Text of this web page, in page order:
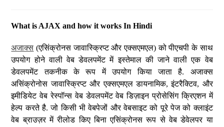
What is AJAX and how it works In Hindi
अजाक्स (एसिंक्रोनस जावास्क्रिप्ट और एक्सएमएल) को पीएचपी के साथ
उपयोग होने वाली वेब डेवलपमेंट में इस्तेमाल की जाने वाली एक वेब
डेवलपमेंट तकनीक के रूप में उपयोग किया जाता है. अजाक्स
असिंक्रोनोस जावास्क्रिप्ट और एक्सएमएल डायनामिक, इंटरैक्टिव, और
इमीडियेट वेब रेस्पॉन्स वेब डेवलपमेंट वेब डिज़ाइन प्रोसेसिंग क्रिएशन में
हेल्प करते है. जो किसी भी वेबपेजों और वेबसाइट को पूरे पेज को क्लाइंट
वेब ब्राउज़र में रीलोड किए बिना एसिंक्रोनस रूप से वेब डेवेलपर या